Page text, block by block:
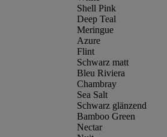
Shell Pink
Deep Teal
Meringue
Azure
Flint
Schwarz matt
Bleu Riviera
Chambray
Sea Salt
Schwarz glänzend
Bamboo Green
Nectar